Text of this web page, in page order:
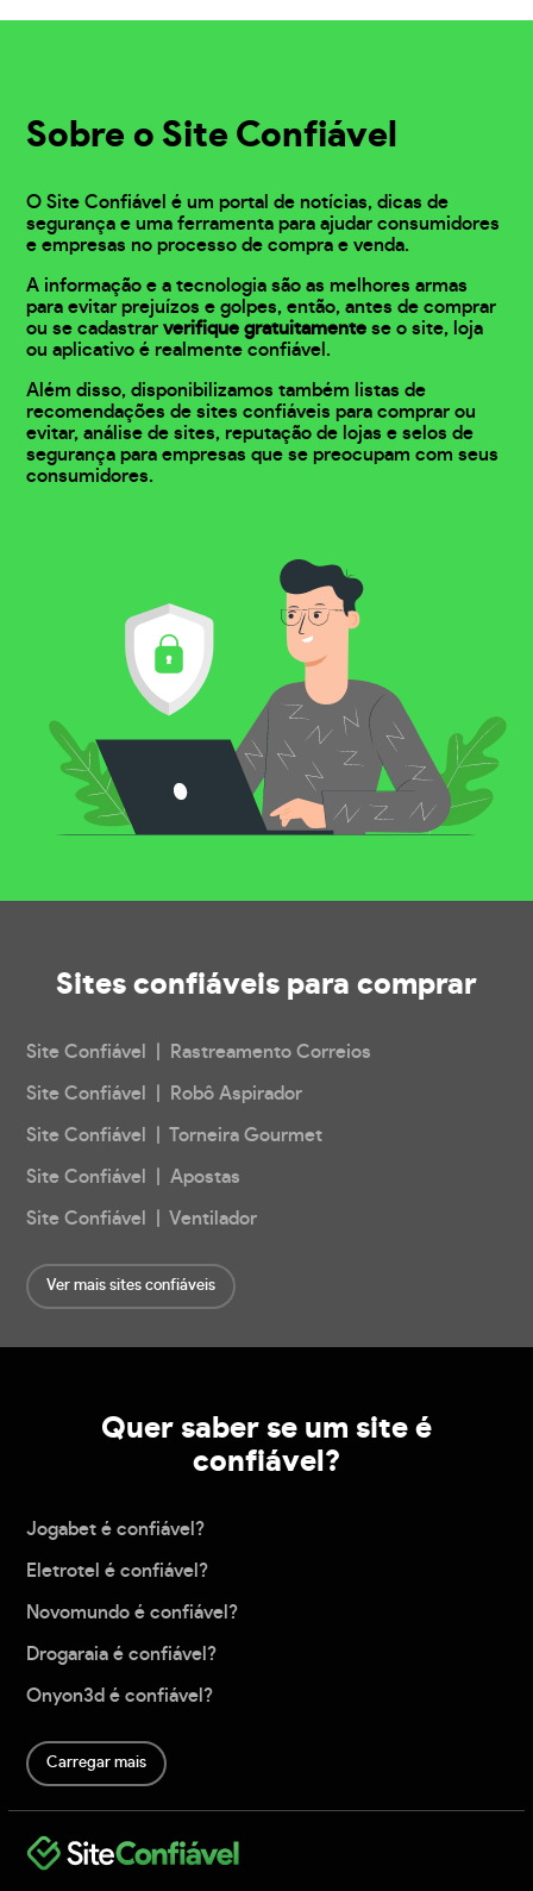
Sobre o Site Confiável
O Site Confiável é um portal de notícias, dicas de
segurança e uma ferramenta para ajudar consumidores
e empresas no processo de compra e venda.
A informação e a tecnologia são as melhores armas
para evitar prejuízos e golpes, então, antes de comprar
ou se cadastrarverifique gratuitamente se o site, loja
ou aplicativo é realmente confiável.
Além disso, disponibilizamos também listas de
recomendações de sites confiáveis para comprar ou
evitar, análise de sites, reputação de lojas e selos de
segurança para empresas que se preocupam com seus
consumidores.
Sites confiáveis para comprar
Site Confiável | Rastreamento Correios
Site Confiável | Robô Aspirador
Site Confiável | Torneira Gourmet
Site Confiável | Apostas
Site Confiável | Ventilador
Ver mais sites confiáveis
Quer saber se um site é
confiável?
Jogabet é confiável?
Eletrotel é confiável?
Novomundo é confiável?
Drogaraia é confiável?
Onyon3d é confiável?
Carregar mais